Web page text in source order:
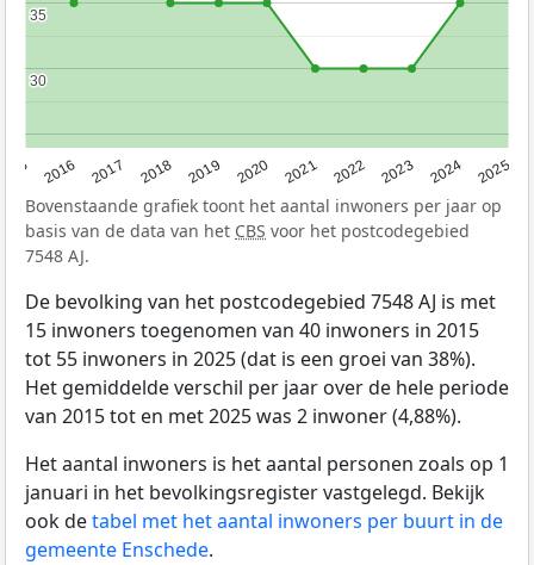
2016 2017 2018 2019 2020 2021 2022 2023 2024 2025
30
30
35
35
Bovenstaande grafiek toont het aantal inwoners per jaar op
basis van de data van het CBS voor het postcodegebied
7548 AJ.
De bevolking van het postcodegebied 7548 AJ is met
15 inwoners toegenomen van 40 inwoners in 2015
tot 55 inwoners in 2025 (dat is een groei van 38%).
Het gemiddelde verschil per jaar over de hele periode
van 2015 tot en met 2025 was 2 inwoner (4,88%).
Het aantal inwoners is het aantal personen zoals op 1
januari in het bevolkingsregister vastgelegd. Bekijk
ook detabel met het aantal inwoners per buurt in de
gemeente Enschede.